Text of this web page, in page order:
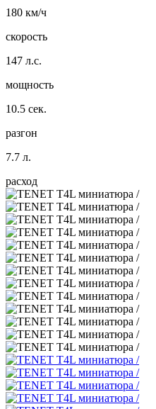
180 км/ч
скорость
147 л.с.
мощность
10.5 сек.
разгон
7.7 л.
расход